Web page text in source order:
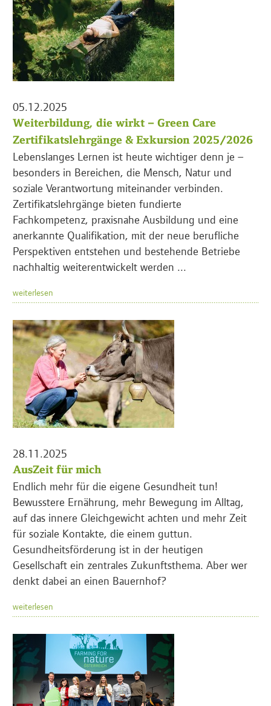
05.12.2025
Weiterbildung, die wirkt – Green Care
Zertifikatslehrgänge & Exkursion 2025/2026
Lebenslanges Lernen ist heute wichtiger denn je –
besonders in Bereichen, die Mensch, Natur und
soziale Verantwortung miteinander verbinden.
Zertifikatslehrgänge bieten fundierte
Fachkompetenz, praxisnahe Ausbildung und eine
anerkannte Qualifikation, mit der neue berufliche
Perspektiven entstehen und bestehende Betriebe
nachhaltig weiterentwickelt werden ...
weiterlesen
28.11.2025
AusZeit für mich
Endlich mehr für die eigene Gesundheit tun!
Bewusstere Ernährung, mehr Bewegung im Alltag,
auf das innere Gleichgewicht achten und mehr Zeit
für soziale Kontakte, die einem guttun.
Gesundheitsförderung ist in der heutigen
Gesellschaft ein zentrales Zukunftsthema. Aber wer
denkt dabei an einen Bauernhof?
weiterlesen